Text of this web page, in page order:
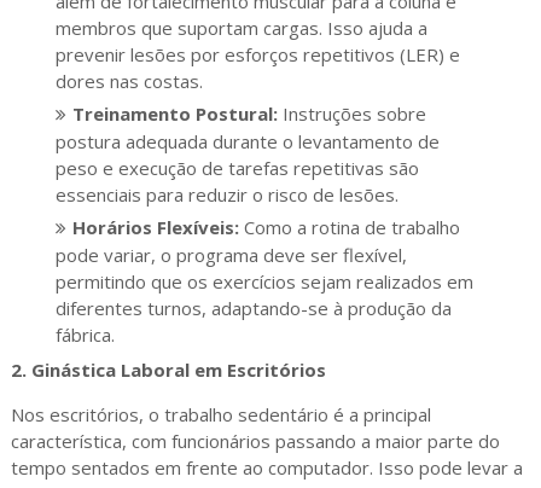
membros que suportam cargas. Isso ajuda a
prevenir lesões por esforços repetitivos (LER) e
dores nas costas.
Treinamento Postural: Instruções sobre
postura adequada durante o levantamento de
peso e execução de tarefas repetitivas são
essenciais para reduzir o risco de lesões.
Horários Flexíveis: Como a rotina de trabalho
pode variar, o programa deve ser flexível,
permitindo que os exercícios sejam realizados em
diferentes turnos, adaptando-se à produção da
fábrica.
2. Ginástica Laboral em Escritórios
Nos escritórios, o trabalho sedentário é a principal
característica, com funcionários passando a maior parte do
tempo sentados em frente ao computador. Isso pode levar a